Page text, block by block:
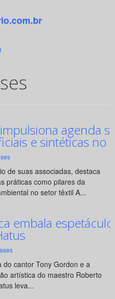
impulsiona agenda
e sintéticas no
de suas associadas, destaca
práticas como pilares da
no setor têxtil A...
embala
do cantor Tony Gordon e a
artística do maestro Roberto
leva...